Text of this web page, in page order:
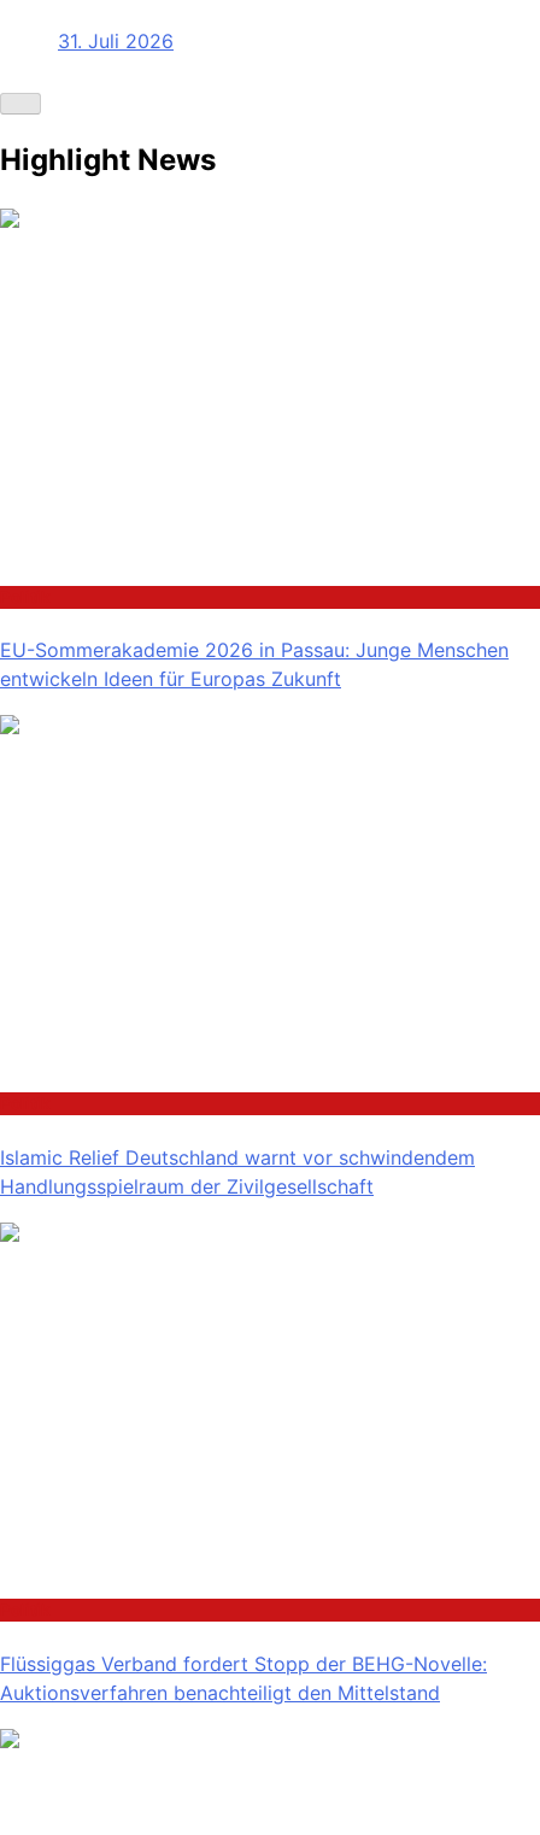
31. Juli 2026
Highlight News
EU-Sommerakademie 2026 in Passau: Junge Menschen
entwickeln Ideen für Europas Zukunft
Islamic Relief Deutschland warnt vor schwindendem
Handlungsspielraum der Zivilgesellschaft
Flüssiggas Verband fordert Stopp der BEHG-Novelle:
Auktionsverfahren benachteiligt den Mittelstand